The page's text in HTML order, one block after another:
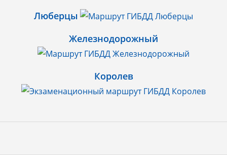
Люберцы
Железнодорожный
Королев